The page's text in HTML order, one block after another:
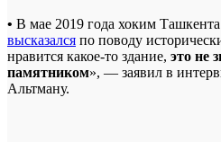
• В мае 2019 года хоким
высказался по поводу
нравится какое-то здание, это не
памятником», — заявил в
Альтману.